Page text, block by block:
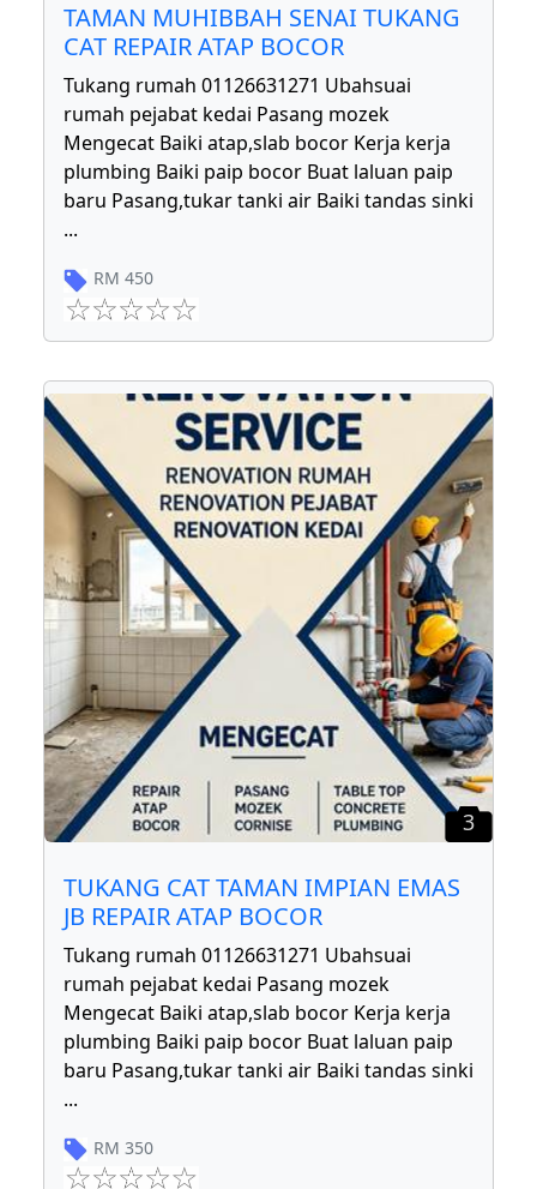
TAMAN MUHIBBAH SENAI TUKANG
CAT REPAIR ATAP BOCOR
Tukang rumah 01126631271 Ubahsuai
rumah pejabat kedai Pasang mozek
Mengecat Baiki atap,slab bocor Kerja kerja
plumbing Baiki paip bocor Buat laluan paip
baru Pasang,tukar tanki air Baiki tandas sinki
...
RM 450
3
TUKANG CAT TAMAN IMPIAN EMAS
JB REPAIR ATAP BOCOR
Tukang rumah 01126631271 Ubahsuai
rumah pejabat kedai Pasang mozek
Mengecat Baiki atap,slab bocor Kerja kerja
plumbing Baiki paip bocor Buat laluan paip
baru Pasang,tukar tanki air Baiki tandas sinki
...
RM 350